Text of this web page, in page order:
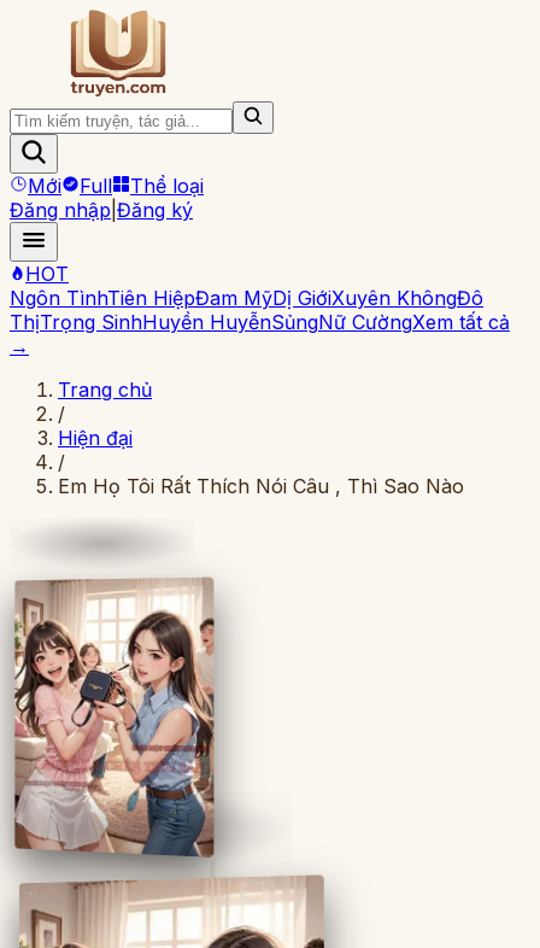
Mới Full
Thể loại
Đăng nhập Đăng ký
HOT
Ngôn TìnhTiên HiệpĐam MỹDị GiớiXuyên KhôngĐô
ThịTrọng SinhHuyền HuyễnSủngNữ CườngXem tất cả
→
Trang chủ
/
Hiện đại
/
Em Họ Tôi Rất Thích Nói Câu , Thì Sao Nào